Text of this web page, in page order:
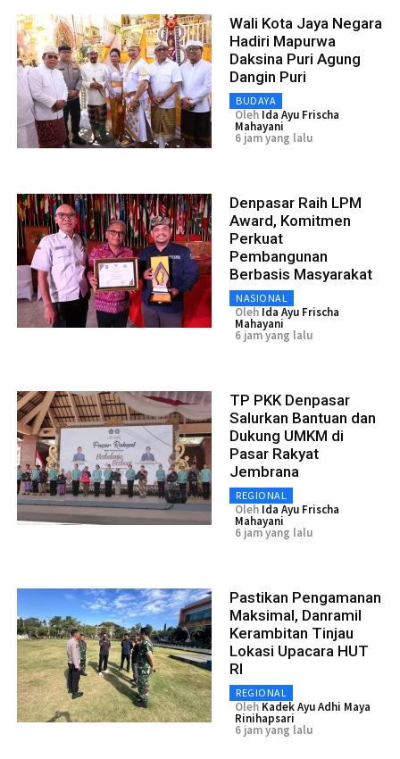
Wali Kota Jaya Negara
Hadiri Mapurwa
Daksina Puri Agung
Dangin Puri
BUDAYA
Oleh Ida Ayu Frischa
Mahayani
6 jam yang lalu
Denpasar Raih LPM
Award, Komitmen
Perkuat
Pembangunan
Berbasis Masyarakat
NASIONAL
Oleh Ida Ayu Frischa
Mahayani
6 jam yang lalu
TP PKK Denpasar
Salurkan Bantuan dan
Dukung UMKM di
Pasar Rakyat
Jembrana
REGIONAL
Oleh Ida Ayu Frischa
Mahayani
6 jam yang lalu
Pastikan Pengamanan
Maksimal, Danramil
Kerambitan Tinjau
Lokasi Upacara HUT
RI
REGIONAL
Oleh Kadek Ayu Adhi Maya
Rinihapsari
6 jam yang lalu